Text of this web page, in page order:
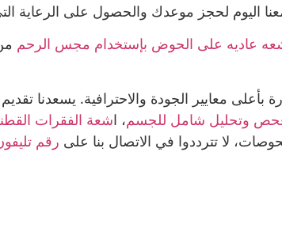
اليوم لحجز موعدك والحصول على الرعاية
عاديه على الحوض بإستخدام مجس الرحم
معايير الجودة والاحترافية. يسعدنا
وتحليل شامل للجسم، اشعة الفقرات
لا تترددوا في الاتصال بنا على رقم